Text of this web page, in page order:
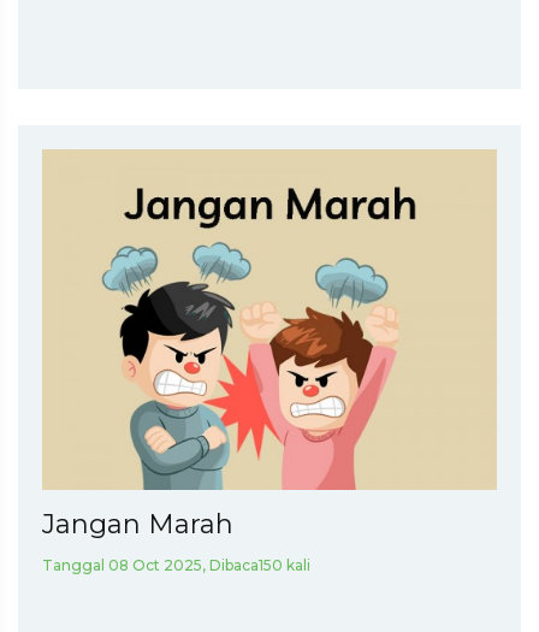
Jangan Marah
Tanggal 08 Oct 2025, Dibaca150 kali